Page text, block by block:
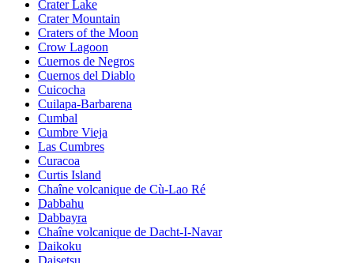
Crater Lake
Crater Mountain
Craters of the Moon
Crow Lagoon
Cuernos de Negros
Cuernos del Diablo
Cuicocha
Cuilapa-Barbarena
Cumbal
Cumbre Vieja
Las Cumbres
Curacoa
Curtis Island
Chaîne volcanique de Cù-Lao Ré
Dabbahu
Dabbayra
Chaîne volcanique de Dacht-I-Navar
Daikoku
Daisetsu